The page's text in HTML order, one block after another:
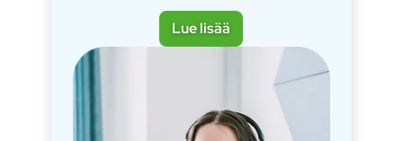
Lue lisää